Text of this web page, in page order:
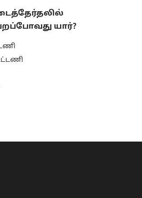
யார்?